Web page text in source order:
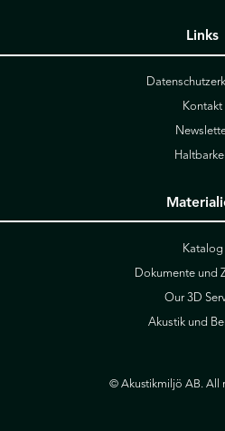
Links
Kontakt
Katalog
Dokumente und
Our 3D
Akustik und
© Akustikmiljö AB. All